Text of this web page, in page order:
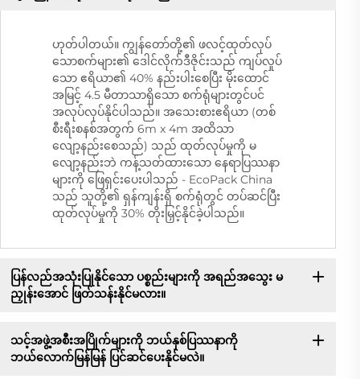
ဟုတ်ပါတယ်။ ကျွန်တော်တို့၏ ဖလင့်ထုတ်လုပ်
သောစက်များ၏ ဒေါင်လိုက်ဒီဇိုင်းသည် ကျပ်လှုပ်
သော ဧရိယာ၏ 40% နည်းပါးစေပြီး မိုးထောင်
အမြင့် 4.5 မီတာသာရှိသော စက်ရုံများတွင်ပင်
အလုပ်လုပ်နိုင်ပါသည်။ အသေးစားဧရိယာ (တစ်
စီးရီးစနစ်အတွက် 6m x 4m အထိသာ
လျော့နည်းစေသည်) သည် ထုတ်လုပ်မှုကို မ
လျော့နည်းဘဲ ကန့်သတ်ထားသော နေရာပြဿနာ
များကို ဖြေရှင်းပေးပါသည် - EcoPack China
သည် သူတို့၏ ရှန်ကျန်းရှိ စက်ရုံတွင် တပ်ဆင်ပြီး
ထုတ်လုပ်မှုကို 30% တိုးမြှင့်နိုင်ခဲ့ပါသည်။
ပြန်လည်အသုံးပြုနိုင်သော ပစ္စည်းများကို အရည်အသွေး မ
ညှုန်းအောင် ဖြတ်သန်းနိုင်မလား။
သင့်အဖွဲ့အစီးအပြိုက်များကို ဘယ်နှစ်ပြဿနာကို
ဘယ်လောက်မြန်မြန် ပြင်ဆင်ပေးနိုင်မလဲ။